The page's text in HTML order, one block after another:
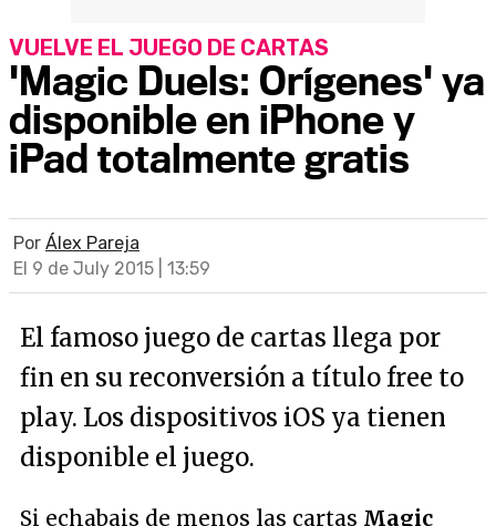
'Magic Duels: Orígenes' ya
disponible en iPhone y
iPad totalmente gratis
VUELVE EL JUEGO DE CARTAS
Por Álex Pareja
El 9 de July 2015 | 13:59
El famoso juego de cartas llega por
fin en su reconversión a título free to
play. Los dispositivos iOS ya tienen
disponible el juego.
Si echabais de menos las cartas Magic